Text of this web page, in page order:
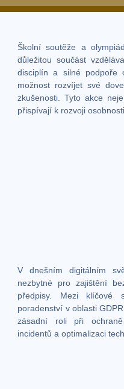
Školní soutěže a
důležitou součást
disciplín a silné podpoře
možnost rozvíjet své
zkušenosti. Tyto akce
přispívají k rozvoji
V dnešním digitálním
nezbytné pro zajištění
předpisy. Mezi klíčové
poradenství v oblasti
zásadní roli při
incidentů a optimalizaci